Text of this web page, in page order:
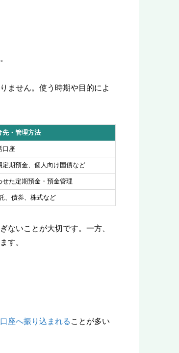
ません。使う時期や目的によ
先・管理方法
口座
定期預金、個人向け国債など
せた定期預金・預金管理
、債券、株式など
ないことが大切です。一方、
す。
座へ振り込まれる ことが多い